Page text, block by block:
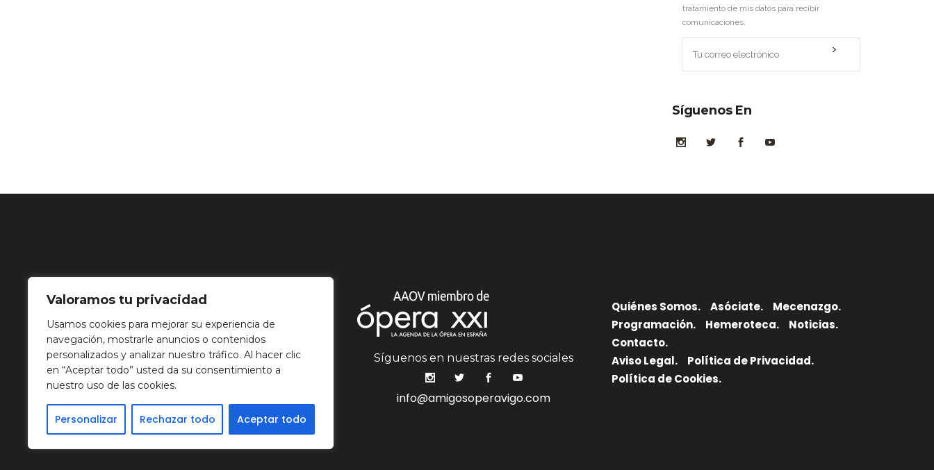
Valoramos tu privacidad
Usamos cookies para mejorar su experiencia de
navegación, mostrarle anuncios o contenidos
personalizados y analizar nuestro tráfico. Al hacer clic
en “Aceptar todo” usted da su consentimiento a
nuestro uso de las cookies.
Personalizar Rechazar todo Aceptar todo
tratamiento de mis datos para recibir
comunicaciones.
Síguenos En
Síguenos en nuestras redes sociales
info@amigosoperavigo.com
Quiénes Somos. Asóciate.
Mecenazgo.
Programación.
Hemeroteca.
Noticias.
Contacto.
Aviso Legal.
Política de Privacidad.
Política de Cookies.